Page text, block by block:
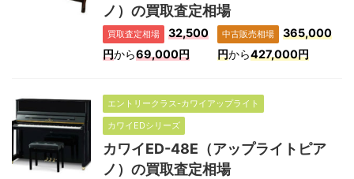
ノ）の買取査定相場
買取査定相場
32,500
円から69,000円
中古販売相場
365,000
円から427,000円
エントリークラス-カワイアップライト
カワイEDシリーズ
カワイED-48E（アップライトピア
ノ）の買取査定相場